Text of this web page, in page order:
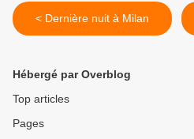
< Dernière nuit à Milan
Hébergé par Overblog
Top articles
Pages